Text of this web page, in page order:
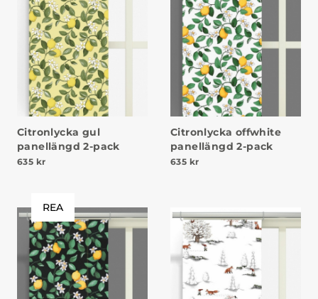
Citronlycka gul
panellängd 2-pack
635 kr
Citronlycka offwhite
panellängd 2-pack
635 kr
REA